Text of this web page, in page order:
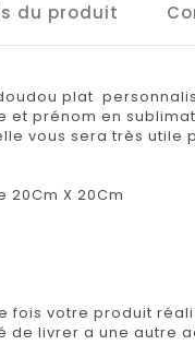
du produit
plat
et prénom en
vous sera très utile
X 20Cm
fois votre produit
de livrer a une autre